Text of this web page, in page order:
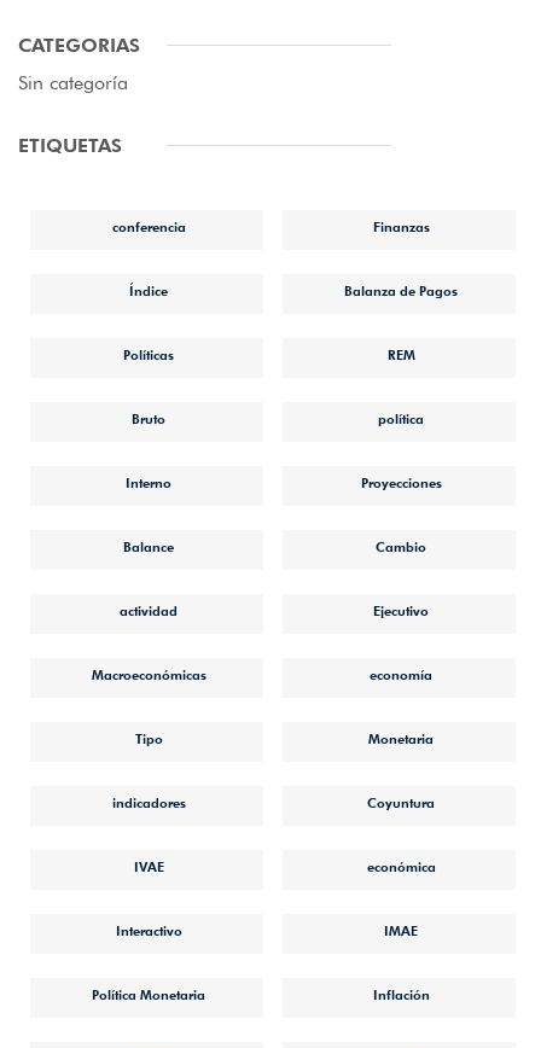
CATEGORIAS
Sin categoría
ETIQUETAS
conferencia Finanzas
Índice Balanza de Pagos
Políticas REM
Bruto política
Interno Proyecciones
Balance Cambio
actividad Ejecutivo
Macroeconómicas economía
Tipo Monetaria
indicadores Coyuntura
IVAE económica
Interactivo IMAE
Política Monetaria Inflación